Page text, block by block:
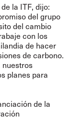
la ITF, dijo:
del grupo
del cambio
con los
de hacer
de carbono.
nuestros
planes para
de la